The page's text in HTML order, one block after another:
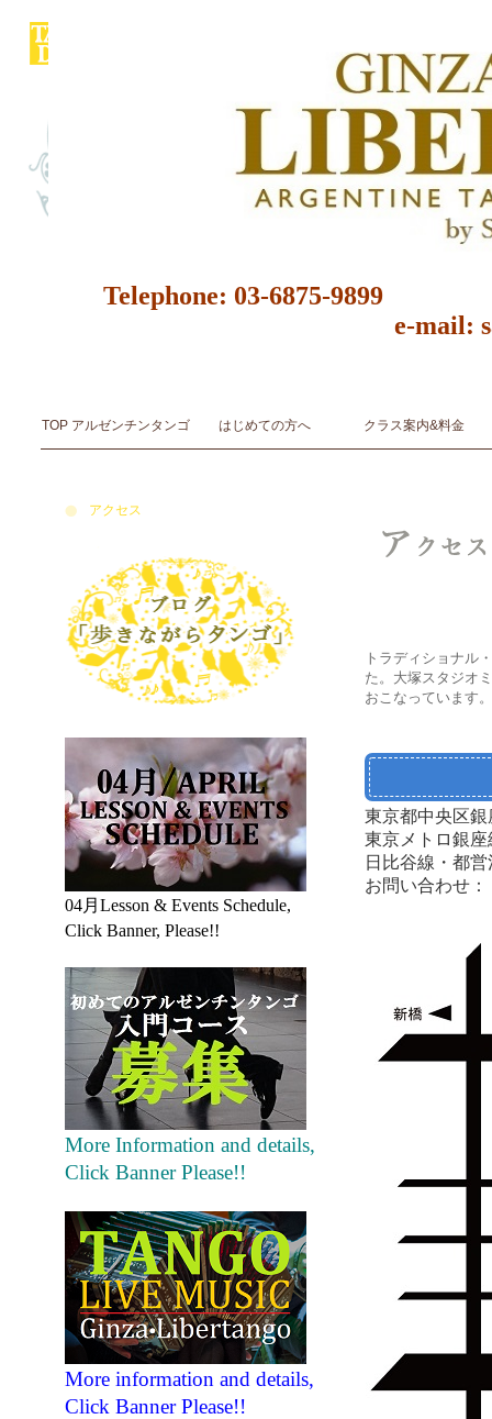
Telephone: 03-6875-
e-mail:
TOP アルゼンチンタンゴ はじめての方へ クラス案内&料金
トラディショナル
た。大塚スタジオ
おこなっています。
東京都中央区
東京メトロ銀
日比谷線・都
お問い合わせ
アクセス
04月Lesson & Events Schedule,
Click Banner, Please!!
More Information and details,
Click Banner Please!!
More information and details,
Click Banner Please!!